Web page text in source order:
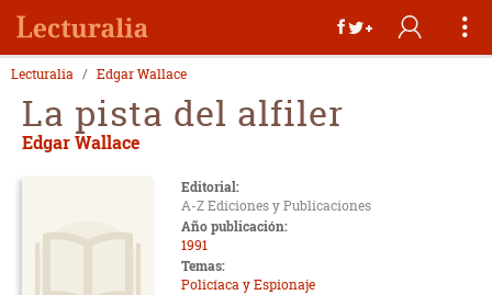
Lecturalia Edgar Wallace
La pista del alfiler
Edgar Wallace
Editorial:
A-Z Ediciones y Publicaciones
Año publicación:
1991
Temas:
Policíaca y Espionaje